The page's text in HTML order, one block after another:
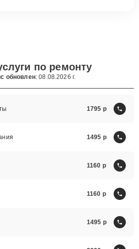
по ремонту
обновлен: 08.08.2026 г.
1795
1495
1160
1160
1495